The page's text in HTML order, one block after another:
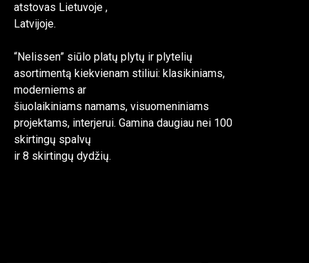
atstovas Lietuvoje ,
Latvijoje.
“Nelissen” siūlo platų plytų ir plytelių
asortimentą kiekvienam stiliui: klasikiniams,
moderniems ar
šiuolaikiniams namams, visuomeniniams
projektams, interjerui. Gamina daugiau nei 100
skirtingų spalvų
ir 8 skirtingų dydžių.